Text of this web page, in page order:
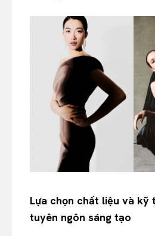
Lựa chọn chất liệu và kỹ
tuyên ngôn sáng tạo